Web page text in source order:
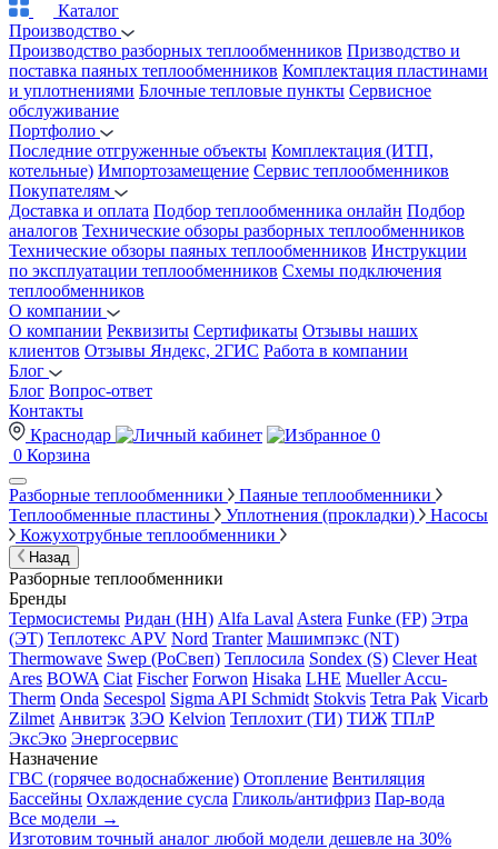
Каталог
Производство
Производство разборных теплообменников Призводство и
поставка паяных теплообменников Комплектация пластинами
и уплотнениями Блочные тепловые пункты Сервисное
обслуживание
Портфолио
Последние отгруженные объекты Комплектация (ИТП,
котельные) Импортозамещение Сервис теплообменников
Покупателям
Доставка и оплата Подбор теплообменника онлайн Подбор
аналогов Технические обзоры разборных теплообменников
Технические обзоры паяных теплообменников Инструкции
по эксплуатации теплообменников Схемы подключения
теплообменников
О компании
О компании Реквизиты Сертификаты Отзывы наших
клиентов Отзывы Яндекс, 2ГИС Работа в компании
Блог
Блог Вопрос-ответ
Контакты
Краснодар
0
0 Корзина
Разборные теплообменники
Паяные теплообменники
Теплообменные пластины
Уплотнения (прокладки)
Насосы
Кожухотрубные теплообменники
Назад
Разборные теплообменники
Бренды
Термосистемы Ридан (НН) Alfa Laval Astera Funke (FP) Этра
(ЭТ) Теплотекс APV Nord Tranter Машимпэкс (NT)
Thermowave Swep (РоСвеп) Теплосила Sondex (S) Clever Heat
Ares BOWA Ciat Fischer Forwon Hisaka LHE Mueller Accu-
Therm Onda Secespol Sigma API Schmidt Stokvis Tetra Pak Vicarb
Zilmet Анвитэк ЗЭО Kelvion Теплохит (ТИ) ТИЖ ТПлР
ЭксЭко Энергосервис
Назначение
ГВС (горячее водоснабжение) Отопление Вентиляция
Бассейны Охлаждение сусла Гликоль/антифриз Пар-вода
Все модели →
Изготовим точный аналог любой модели дешевле на 30%